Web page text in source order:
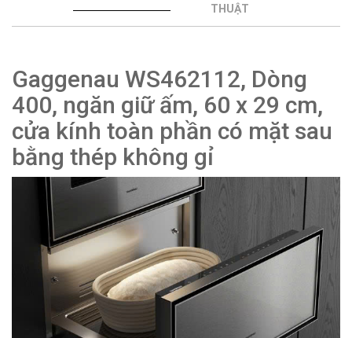
THUẬT
Gaggenau WS462112, Dòng
400, ngăn giữ ấm, 60 x 29 cm,
cửa kính toàn phần có mặt sau
bằng thép không gỉ